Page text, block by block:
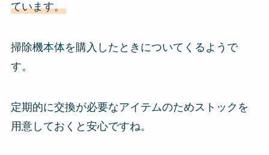
ています。
掃除機本体を購入したときについてくるようで
す。
定期的に交換が必要なアイテムのためストックを
用意しておくと安心ですね。